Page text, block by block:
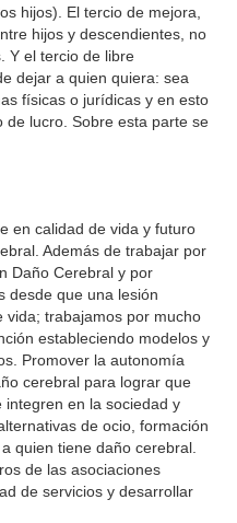
hijos). El tercio de mejora,
hijos y descendientes, no
Y el tercio de libre
dejar a quien quiera: sea
físicas o jurídicas y en esto
de lucro. Sobre esta parte se
en calidad de vida y futuro
Además de trabajar por
Daño Cerebral y por
desde que una lesión
vida; trabajamos por mucho
estableciendo modelos y
Promover la autonomía
cerebral para lograr que
en la sociedad y
de ocio, formación
quien tiene daño cerebral.
de las asociaciones
de servicios y desarrollar